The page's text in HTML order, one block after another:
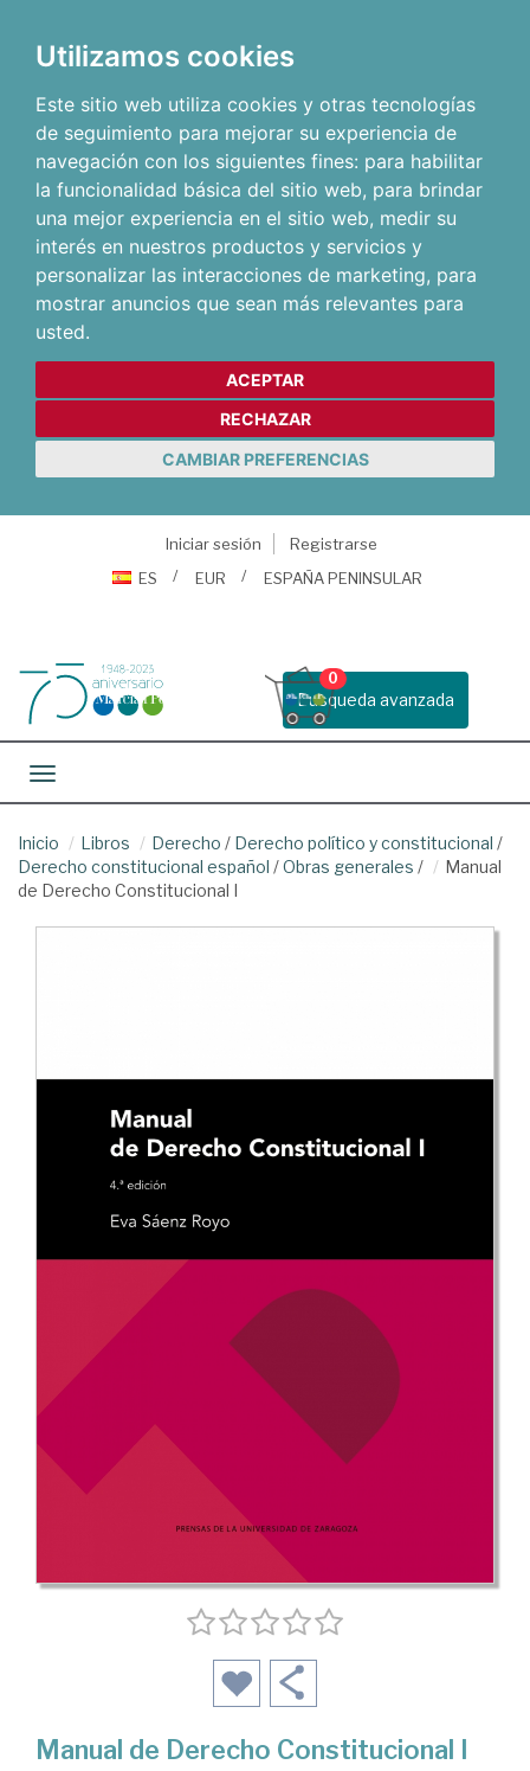
Utilizamos cookies
Este sitio web utiliza cookies y otras tecnologías
de seguimiento para mejorar su experiencia de
navegación con los siguientes fines: para habilitar
la funcionalidad básica del sitio web, para brindar
una mejor experiencia en el sitio web, medir su
interés en nuestros productos y servicios y
personalizar las interacciones de marketing, para
mostrar anuncios que sean más relevantes para
usted.
ACEPTAR
RECHAZAR
CAMBIAR PREFERENCIAS
Iniciar sesión
Registrarse
ES
EUR ESPAÑA PENINSULAR
Busqueda avanzada
0
Toggle navigation
Inicio Libros Derecho / Derecho político y constitucional /
Derecho constitucional español /Obras generales /
Manual
de Derecho Constitucional I
Manual de Derecho Constitucional I